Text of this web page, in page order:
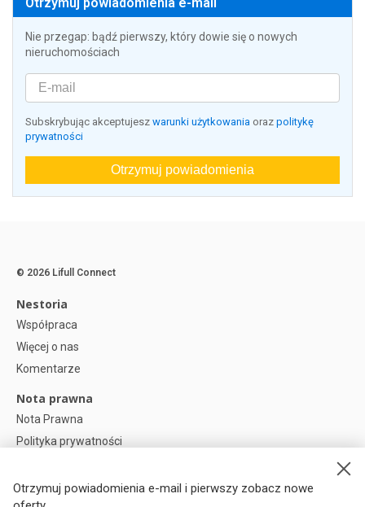
Otrzymuj powiadomienia e-mail
Nie przegap: bądź pierwszy, który dowie się o nowych
nieruchomościach
Subskrybując akceptujesz warunki użytkowania oraz politykę
prywatności
Otrzymuj powiadomienia
Otrzymuj powiadomienia e-mail i pierwszy zobacz nowe
© 2026 Lifull Connect
Nestoria
Współpraca
Więcej o nas
Komentarze
Nota prawna
Nota Prawna
Polityka prywatności
Preferencje plików cookie